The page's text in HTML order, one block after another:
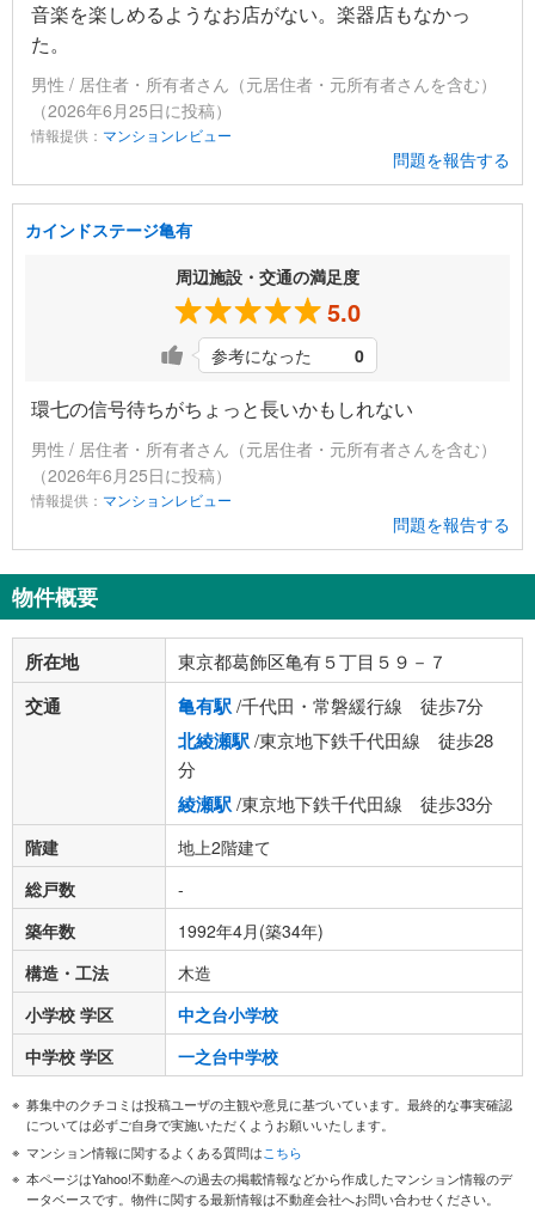
音楽を楽しめるようなお店がない。楽器店もなかっ
た。
男性 / 居住者・所有者さん（元居住者・元所有者さんを含む）
（2026年6月25日に投稿）
情報提供： マンションレビュー
問題を報告する
カインドステージ亀有
周辺施設・交通の満足度
5.0
参考になった 0
環七の信号待ちがちょっと長いかもしれない
男性 / 居住者・所有者さん（元居住者・元所有者さんを含む）
（2026年6月25日に投稿）
情報提供： マンションレビュー
問題を報告する
物件概要
所在地 東京都葛飾区亀有５丁目５９－７
交通 亀有駅/千代田・常磐緩行線 徒歩7分
北綾瀬駅/東京地下鉄千代田線 徒歩28
分
綾瀬駅/東京地下鉄千代田線 徒歩33分
階建
地上2階建て
総戸数
-
築年数
1992年4月(築34年)
構造・工法
木造
小学校 学区
中之台小学校
中学校 学区
一之台中学校
募集中のクチコミは投稿ユーザの主観や意見に基づいています。最終的な事実確認
については必ずご自身で実施いただくようお願いいたします。
マンション情報に関するよくある質問はこちら
本ページはYahoo!不動産への過去の掲載情報などから作成したマンション情報のデ
ータベースです。物件に関する最新情報は不動産会社へお問い合わせください。